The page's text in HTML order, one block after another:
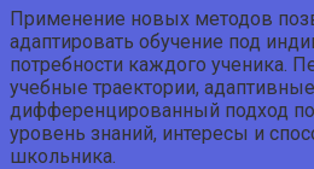
Применение новых методов
адаптировать обучение под
потребности каждого ученика.
учебные траектории,
дифференцированный подход
уровень знаний, интересы и
школьника.